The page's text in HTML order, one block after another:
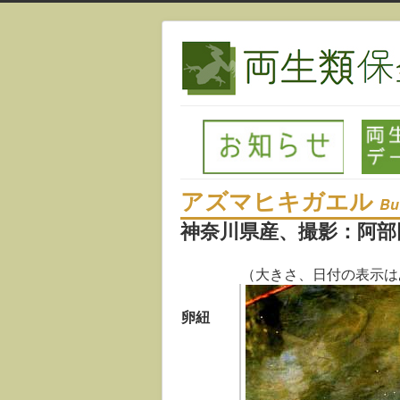
アズマヒキガエル
神奈川県産、撮影：阿
（大きさ、日付の表示
卵紐